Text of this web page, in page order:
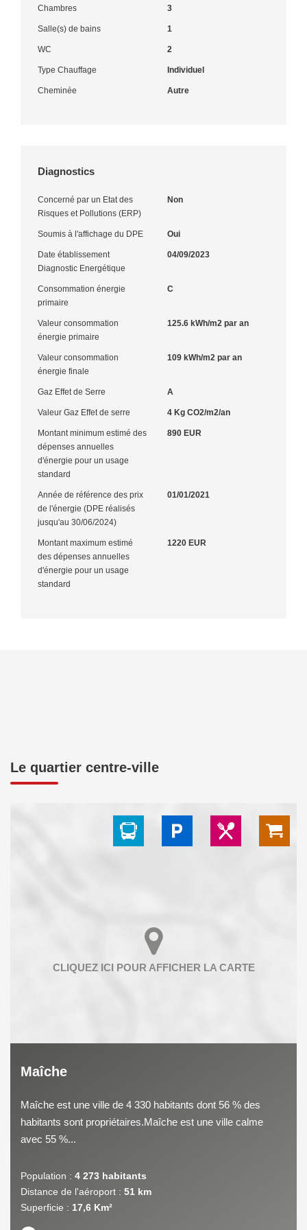
Chambres 3
Salle(s) de bains 1
WC 2
Type Chauffage Individuel
Cheminée Autre
Diagnostics
Concerné par un Etat des
Risques et Pollutions (ERP)
Non
Soumis à l'affichage du DPE Oui
Date établissement
Diagnostic Energétique
04/09/2023
Consommation énergie
primaire
C
Valeur consommation
énergie primaire
125.6 kWh/m2 par an
Valeur consommation
énergie finale
109 kWh/m2 par an
Gaz Effet de Serre A
Valeur Gaz Effet de serre 4 Kg CO2/m2/an
Montant minimum estimé des
dépenses annuelles
d'énergie pour un usage
standard
890 EUR
Année de référence des prix
de l'énergie (DPE réalisés
jusqu'au 30/06/2024)
01/01/2021
Montant maximum estimé
des dépenses annuelles
d'énergie pour un usage
standard
1220 EUR
Le quartier centre-ville
Maîche
Maîche est une ville de 4 330 habitants dont 56 % des
habitants sont propriétaires.Maîche est une ville calme
avec 55 %...
Population : 4 273 habitants
Distance de l'aéroport : 51 km
Superficie : 17,6 Km²